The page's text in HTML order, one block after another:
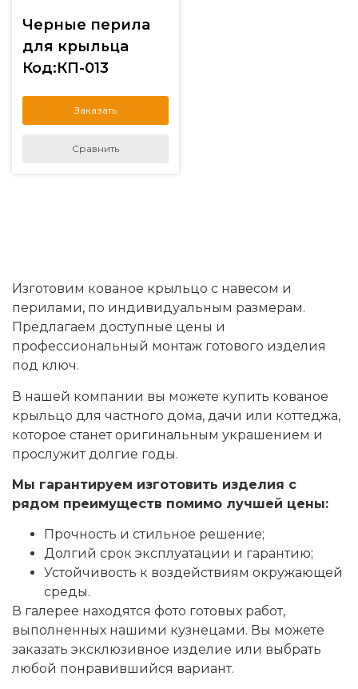
Черные перила
для крыльца
Код:КП-013
Заказать
Сравнить
Изготовим кованое крыльцо с навесом и
перилами, по индивидуальным размерам.
Предлагаем доступные цены и
профессиональный монтаж готового изделия
под ключ.
В нашей компании вы можете купить кованое
крыльцо для частного дома, дачи или коттеджа,
которое станет оригинальным украшением и
прослужит долгие годы.
Мы гарантируем изготовить изделия с
рядом преимуществ помимо лучшей цены:
Прочность и стильное решение;
Долгий срок эксплуатации и гарантию;
Устойчивость к воздействиям окружающей
среды.
В галерее находятся фото готовых работ,
выполненных нашими кузнецами. Вы можете
заказать эксклюзивное изделие или выбрать
любой понравившийся вариант.